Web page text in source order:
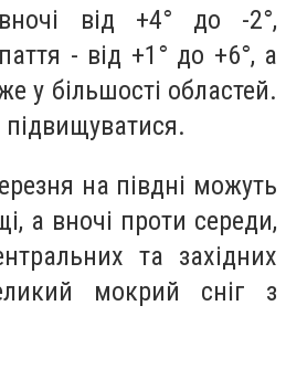
від +4° до -2°,
- від +1° до +6°, а
у більшості областей.
на півдні можуть
а вночі проти середи,
та західних
мокрий сніг з